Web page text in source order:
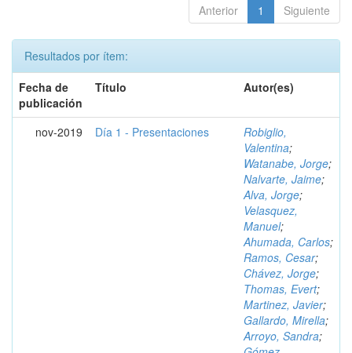
Anterior 1 Siguiente
Resultados por ítem:
Fecha de
publicación
Título Autor(es)
nov-2019 Día 1 - Presentaciones
Robiglio,
Valentina;
Watanabe, Jorge;
Nalvarte, Jaime;
Alva, Jorge;
Velasquez,
Manuel;
Ahumada, Carlos;
Ramos, Cesar;
Chávez, Jorge;
Thomas, Evert;
Martinez, Javier;
Gallardo, Mirella;
Arroyo, Sandra;